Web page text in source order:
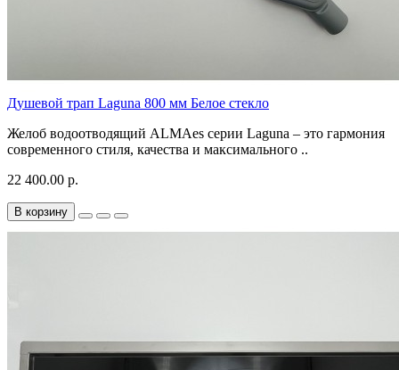
Душевой трап Laguna 800 мм Белое стекло
Желоб водоотводящий ALMAes серии Laguna – это гармония
современного стиля, качества и максимального ..
22 400.00 р.
В корзину